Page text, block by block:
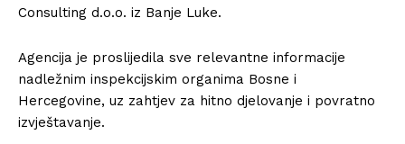
Consulting d.o.o. iz Banje Luke.
Agencija je proslijedila sve relevantne informacije
nadležnim inspekcijskim organima Bosne i
Hercegovine, uz zahtjev za hitno djelovanje i povratno
izvještavanje.